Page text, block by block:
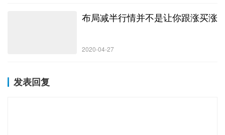
现在，所有人的目光都集中在美国证券交易委员会 （SEC）即将于
布局减半行情并不是让你跟涨买涨
2020-04-27
发表回复